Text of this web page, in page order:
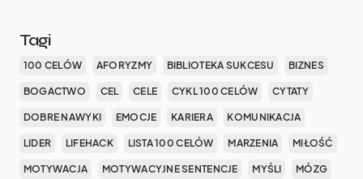
Tagi
100 CELÓW AFORYZMY BIBLIOTEKA SUKCESU BIZNES
BOGACTWO CEL CELE CYKL 100 CELÓW CYTATY
DOBRE NAWYKI EMOCJE KARIERA KOMUNIKACJA
LIDER LIFEHACK LISTA 100 CELÓW MARZENIA MIŁOŚĆ
MOTYWACJA MOTYWACYJNE SENTENCJE MYŚLI MÓZG